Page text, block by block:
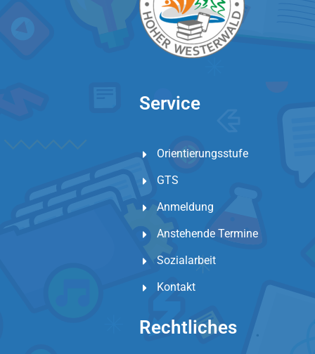
Service
Orientierungsstufe
GTS
Anmeldung
Anstehende Termine
Sozialarbeit
Kontakt
Rechtliches